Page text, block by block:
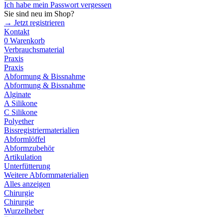
Ich habe mein Passwort vergessen
Sie sind neu im Shop?
→ Jetzt registrieren
Kontakt
0 Warenkorb
Verbrauchsmaterial
Praxis
Praxis
Abformung & Bissnahme
Abformung & Bissnahme
Alginate
A Silikone
C Silikone
Polyether
Bissregistriermaterialien
Abformlöffel
Abformzubehör
Artikulation
Unterfütterung
Weitere Abformmaterialien
Alles anzeigen
Chirurgie
Chirurgie
Wurzelheber